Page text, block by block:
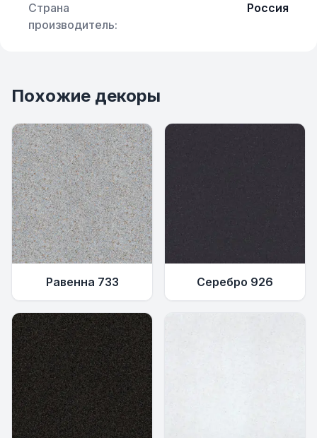
Страна
производитель:
Россия
Похожие декоры
Равенна 733 Серебро 926